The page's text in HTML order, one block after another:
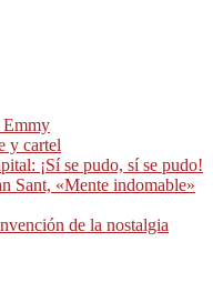
Emmy
y cartel
¡Sí se pudo, sí se pudo!
Sant, «Mente indomable»
de la nostalgia